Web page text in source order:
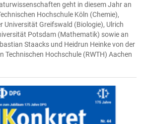
geht in diesem Jahr an
Hochschule Köln (Chemie),
Universität Greifswald (Biologie), Ulrich
Potsdam (Mathematik) sowie an
Staacks und Heidrun Heinke von der
Technischen Hochschule (RWTH) Aachen